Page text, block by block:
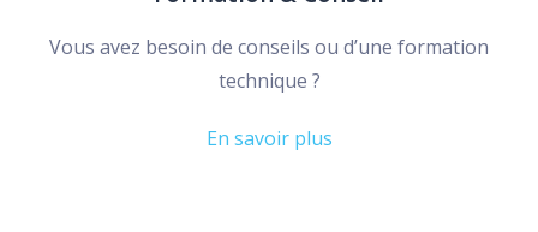
Vous avez besoin de conseils ou d’une formation
technique ?
En savoir plus